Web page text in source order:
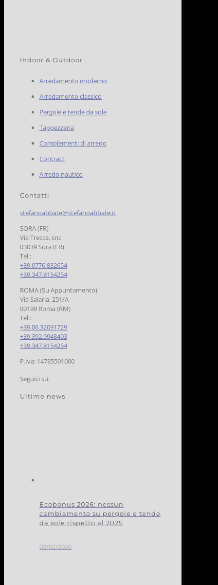
Indoor & Outdoor
Arredamento moderno
Arredamento classico
Pergole e tende da sole
Tappezzeria
Complementi di arredo
Contract
Arredo nautico
Contatti
stefanoabbate@stefanoabbate.it
SORA (FR)
Via Trecce, snc
03039 Sora (FR)
Tel.:
+39.0776.832654
+39.347.8154254
ROMA (Su Appuntamento)
Via Salaria, 251/A
00199 Roma (RM)
Tel.:
+39.06.32091729
+39.392.0948403
+39.347.8154254
P.Iva: 14735501000
Seguici su:
Ultime news
Ecobonus 2026: nessun
cambiamento su pergole e tende
da sole rispetto al 2025
02/02/2026